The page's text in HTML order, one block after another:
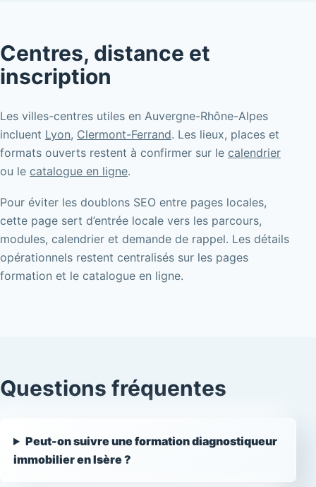
Centres, distance et
inscription
Les villes-centres utiles en Auvergne-Rhône-Alpes
incluent Lyon, Clermont-Ferrand. Les lieux, places et
formats ouverts restent à confirmer sur le calendrier
ou le catalogue en ligne.
Pour éviter les doublons SEO entre pages locales,
cette page sert d’entrée locale vers les parcours,
modules, calendrier et demande de rappel. Les détails
opérationnels restent centralisés sur les pages
formation et le catalogue en ligne.
Questions fréquentes
Peut-on suivre une formation diagnostiqueur
immobilier en Isère ?